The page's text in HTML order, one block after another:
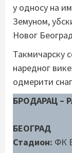
у односу на
Земуном,
Новог
Такмичарску
наредног
одмерити
БРОДАРАЦ –
БЕОГРАД
Стадион: ФК